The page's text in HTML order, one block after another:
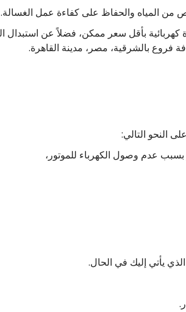
المياه والحفاظ على كفاءة عمل الغسالة.
النحو التالي:
بسبب عدم وصول الكهرباء للموتور،
يأتي إليك في الحال.